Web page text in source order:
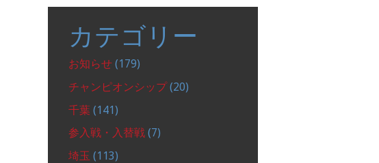
カテゴリー
お知らせ (179)
チャンピオンシップ(20)
千葉 (141)
参入戦・入替戦 (7)
埼玉 (113)